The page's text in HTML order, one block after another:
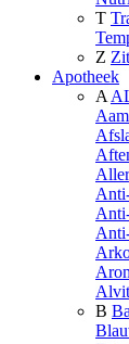
T
Z
Apotheek
A
B